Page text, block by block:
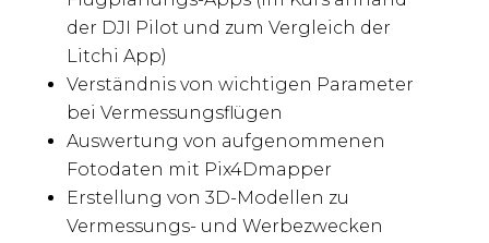
der DJI Pilot und zum Vergleich der
Litchi App)
Verständnis von wichtigen Parameter
bei Vermessungsflügen
Auswertung von aufgenommenen
Fotodaten mit Pix4Dmapper
Erstellung von 3D-Modellen zu
Vermessungs- und Werbezwecken